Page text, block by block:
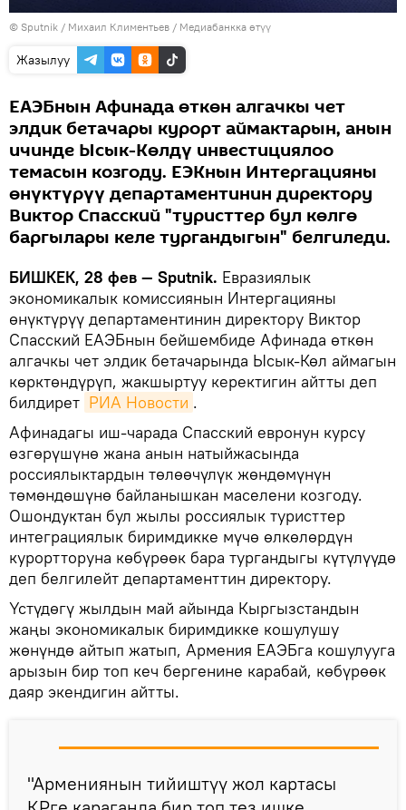
© Sputnik / Михаил Климентьев / Медиабанкка өтүү
Жазылуу
ЕАЭБнын Афинада өткөн алгачкы чет
элдик бетачары курорт аймактарын, анын
ичинде Ысык-Көлдү инвестициялоо
темасын козгоду. ЕЭКнын Интергацияны
өнүктүрүү департаментинин директору
Виктор Спасский "туристтер бул көлгө
баргылары келе тургандыгын" белгиледи.
БИШКЕК, 28 фев — Sputnik. Евразиялык
экономикалык комиссиянын Интергацияны
өнүктүрүү департаментинин директору Виктор
Спасский ЕАЭБнын бейшембиде Афинада өткөн
алгачкы чет элдик бетачарында Ысык-Көл аймагын
көрктөндүрүп, жакшыртуу керектигин айтты деп
билдирет РИА Новости .
Афинадагы иш-чарада Спасский евронун курсу
өзгөрүшүнө жана анын натыйжасында
россиялыктардын төлөөчүлүк жөндөмүнүн
төмөндөшүнө байланышкан маселени козгоду.
Ошондуктан бул жылы россиялык туристтер
интеграциялык биримдикке мүчө өлкөлөрдүн
курортторуна көбүрөөк бара тургандыгы күтүлүүдө
деп белгилейт департаменттин директору.
Үстүдөгү жылдын май айында Кыргызстандын
жаңы экономикалык биримдикке кошулушу
жөнүндө айтып жатып, Армения ЕАЭБга кошулууга
арызын бир топ кеч бергенине карабай, көбүрөөк
даяр экендигин айтты.
"Армениянын тийиштүү жол картасы